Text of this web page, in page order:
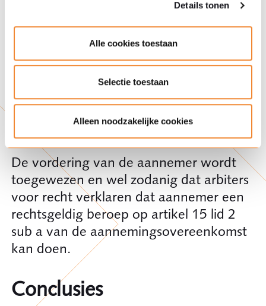
Details tonen
Alle cookies toestaan
Selectie toestaan
Alleen noodzakelijke cookies
de rechter op verlangen van een van
partijen de gevolgen van een
overeenkomst kan wijzigen op grond
van onvoorziene omstandigheden die
van dien aard zijn dat de wederpartij
naar maatstaven van redelijkheid en
billijkheid ongewijzigde instandhouding
niet mag verwachten.
De vordering van de aannemer wordt
toegewezen en wel zodanig dat arbiters
voor recht verklaren dat aannemer een
rechtsgeldig beroep op artikel 15 lid 2
sub a van de aannemingsovereenkomst
kan doen.
Conclusies